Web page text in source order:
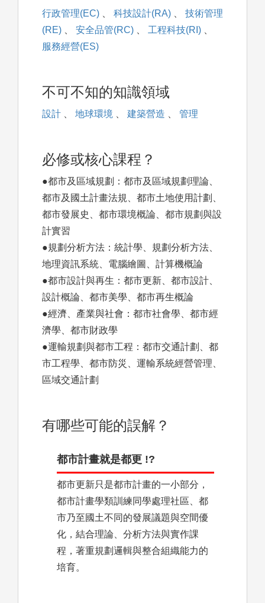
行政管理(EC) 、 科技設計(RA) 、
技術管理
(RE) 、 安全品管(RC) 、 工程科技(RI) 、
服務經營(ES)
不可不知的知識領域
設計 、 地球環境 、 建築營造 、 管理
必修或核心課程？
●都市及區域規劃：都市及區域規劃理論、
都市及國土計畫法規、都市土地使用計劃、
都市發展史、都市環境概論、都市規劃與設
計實習
●規劃分析方法：統計學、規劃分析方法、
地理資訊系統、電腦繪圖、計算機概論
●都市設計與再生：都市更新、都市設計、
設計概論、都市美學、都市再生概論
●經濟、產業與社會：都市社會學、都市經
濟學、都市財政學
●運輸規劃與都市工程：都市交通計劃、都
市工程學、都市防災、運輸系統經營管理、
區域交通計劃
有哪些可能的誤解？
都市計畫就是都更 !?
都市更新只是都市計畫的一小部分，
都市計畫學類訓練同學處理社區、都
市乃至國土不同的發展議題與空間優
化，結合理論、分析方法與實作課
程，著重規劃邏輯與整合組織能力的
培育。